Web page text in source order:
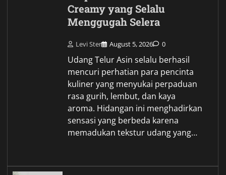
Creamy yang Selalu
Menggugah Selera
Levi Ster August 5, 2026 0
Udang Telur Asin selalu berhasil
mencuri perhatian para pencinta
kuliner yang menyukai perpaduan
rasa gurih, lembut, dan kaya
aroma. Hidangan ini menghadirkan
sensasi yang berbeda karena
memadukan tekstur udang yang…